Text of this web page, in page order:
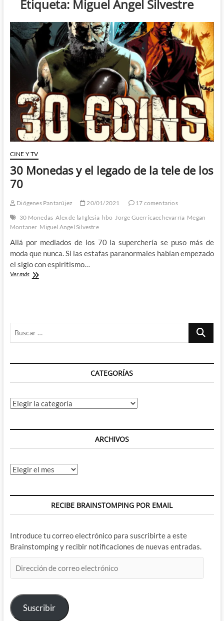
Etiqueta: Miguel Angel Silvestre
CINE Y TV
30 Monedas y el legado de la tele de los
70
Diógenes Pantarújez 20/01/2021
17 comentarios
30 Monedas Alex de la Iglesia hbo Jorge Guerricaechevarría Megan
Montaner Miguel Angel Silvestre
Allá por mediados de los 70 la superchería se puso más de
moda que nunca. Si las estafas paranormales habían empezado
el siglo con espiritismo…
Ver más30
tele
70
Buscar
CATEGORÍAS
Categorías
ARCHIVOS
Archivos
RECIBE BRAINSTOMPING POR EMAIL
Introduce tu correo electrónico para suscribirte a este
Brainstomping y recibir notificaciones de nuevas entradas.
de
electrónico
Suscribir